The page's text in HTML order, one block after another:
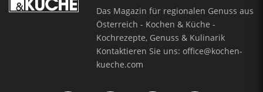
Das Magazin für regionalen Genuss aus
Österreich - Kochen & Küche -
Kochrezepte, Genuss & Kulinarik
Kontaktieren Sie uns:office@kochen-
kueche.com